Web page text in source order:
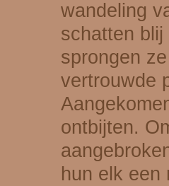
wandeling
schatten blij
sprongen
vertrouwde
ontbijten.
hun elk een